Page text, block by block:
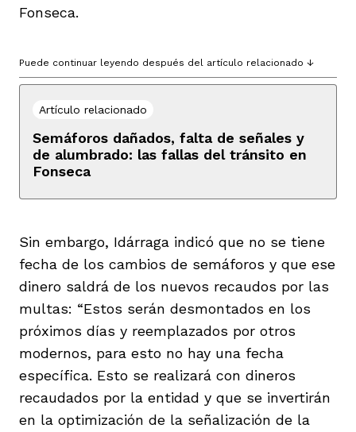
Fonseca.
Puede continuar leyendo después del artículo relacionado ↓
Artículo relacionado
Semáforos dañados, falta de señales y
de alumbrado: las fallas del tránsito en
Fonseca
Sin embargo, Idárraga indicó que no se tiene
fecha de los cambios de semáforos y que ese
dinero saldrá de los nuevos recaudos por las
multas: “Estos serán desmontados en los
próximos días y reemplazados por otros
modernos, para esto no hay una fecha
específica. Esto se realizará con dineros
recaudados por la entidad y que se invertirán
en la optimización de la señalización de la